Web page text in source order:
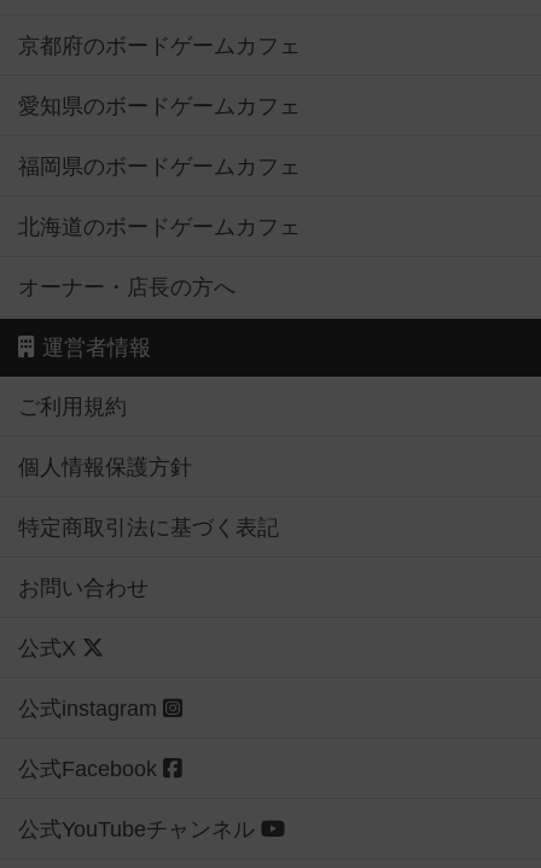
京都府のボードゲームカフェ
愛知県のボードゲームカフェ
福岡県のボードゲームカフェ
北海道のボードゲームカフェ
オーナー・店長の方へ
運営者情報
ご利用規約
個人情報保護方針
特定商取引法に基づく表記
お問い合わせ
公式X
公式instagram
公式Facebook
公式YouTubeチャンネル